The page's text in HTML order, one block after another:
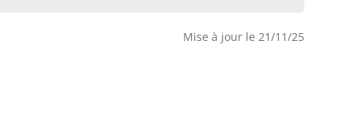
Mise à jour le 21/11/25